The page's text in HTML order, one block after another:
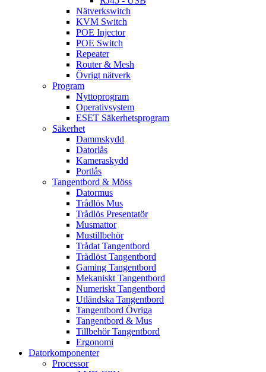
Nätverkswitch
KVM Switch
POE Injector
POE Switch
Repeater
Router & Mesh
Övrigt nätverk
Program
Nyttoprogram
Operativsystem
ESET Säkerhetsprogram
Säkerhet
Dammskydd
Datorlås
Kameraskydd
Portlås
Tangentbord & Möss
Datormus
Trådlös Mus
Trådlös Presentatör
Musmattor
Mustillbehör
Trådat Tangentbord
Trådlöst Tangentbord
Gaming Tangentbord
Mekaniskt Tangentbord
Numeriskt Tangentbord
Utländska Tangentbord
Tangentbord Övriga
Tangentbord & Mus
Tillbehör Tangentbord
Ergonomi
Datorkomponenter
Processor